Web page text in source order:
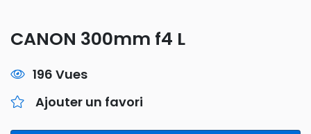
CANON 300mm f4 L
196 Vues
Ajouter un favori